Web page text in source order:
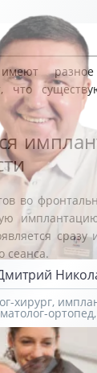
хирург,
ортопед,
что
во
сразу
сеанса.